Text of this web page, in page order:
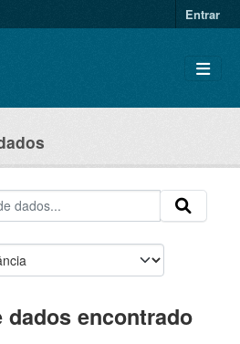
Entrar
dados encontrado